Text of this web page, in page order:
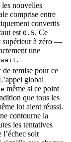
les nouvelles
comprise entre
convertis
est 0.5. Ce
supérieur à zéro —
une
wait.
de remise pour ce
global
même si ce point
que tous les
lot aient réussi.
contourne la
les tentatives
l’échec soit